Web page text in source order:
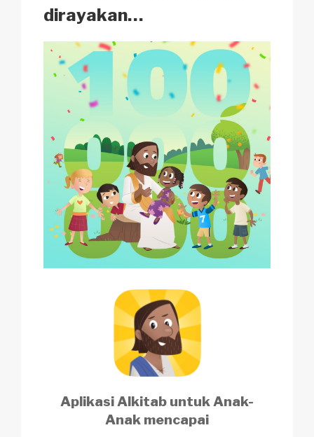
dirayakan…
Aplikasi Alkitab untuk Anak-
Anak mencapai